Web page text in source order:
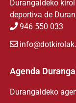
Durangaldeko
deportiva de
946 550 033
Agenda
Durangaldeko